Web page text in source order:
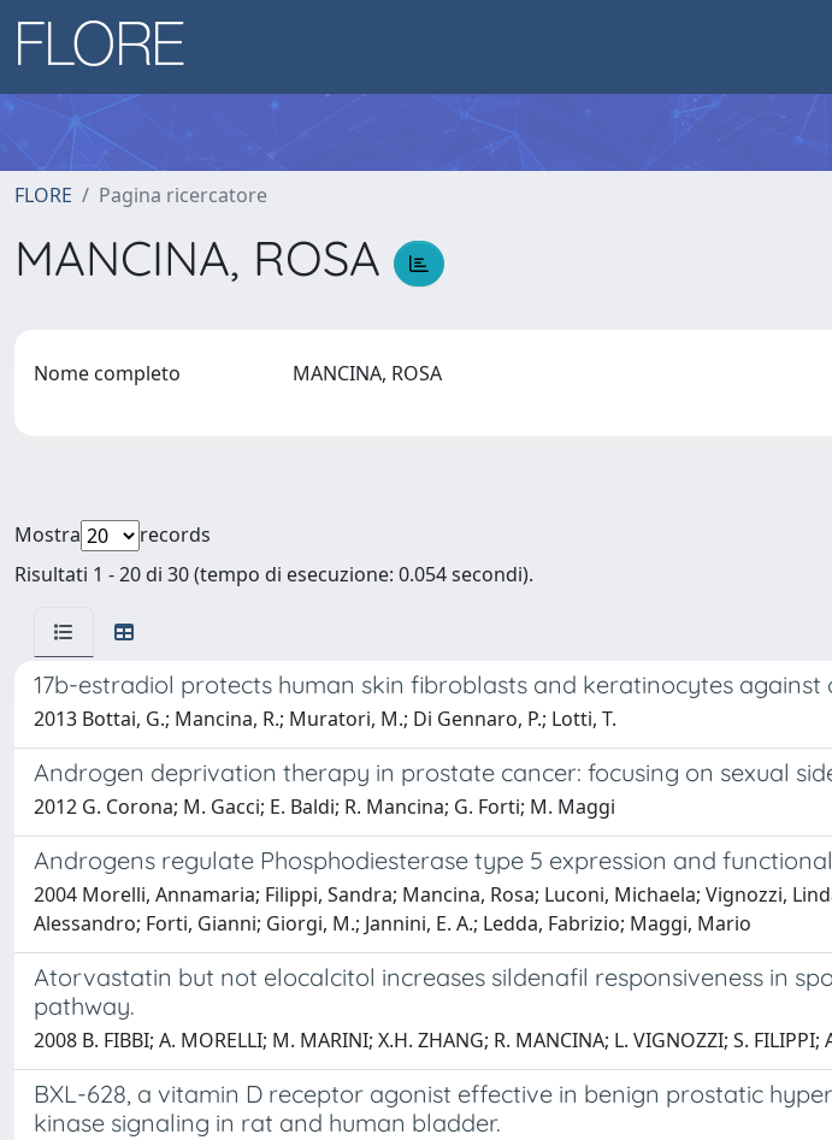
FLORE Pagina ricercatore
MANCINA, ROSA
Nome completo MANCINA, ROSA
Mostra
records
Risultati 1 - 20 di 30 (tempo di esecuzione: 0.054 secondi).
17b-estradiol protects human skin fibroblasts and keratinocytes
2013 Bottai, G.; Mancina, R.; Muratori, M.; Di Gennaro, P.; Lotti, T.
Androgen deprivation therapy in prostate cancer: focusing on sexual
2012 G. Corona; M. Gacci; E. Baldi; R. Mancina; G. Forti; M. Maggi
Androgens regulate Phosphodiesterase type 5 expression and
2004 Morelli, Annamaria; Filippi, Sandra; Mancina, Rosa; Luconi, Michaela; Vignozzi,
Alessandro; Forti, Gianni; Giorgi, M.; Jannini, E. A.; Ledda, Fabrizio; Maggi, Mario
Atorvastatin but not elocalcitol increases sildenafil responsiveness in
pathway.
2008 B. FIBBI; A. MORELLI; M. MARINI; X.H. ZHANG; R. MANCINA; L. VIGNOZZI; S.
BXL-628, a vitamin D receptor agonist effective in benign prostatic
kinase signaling in rat and human bladder.